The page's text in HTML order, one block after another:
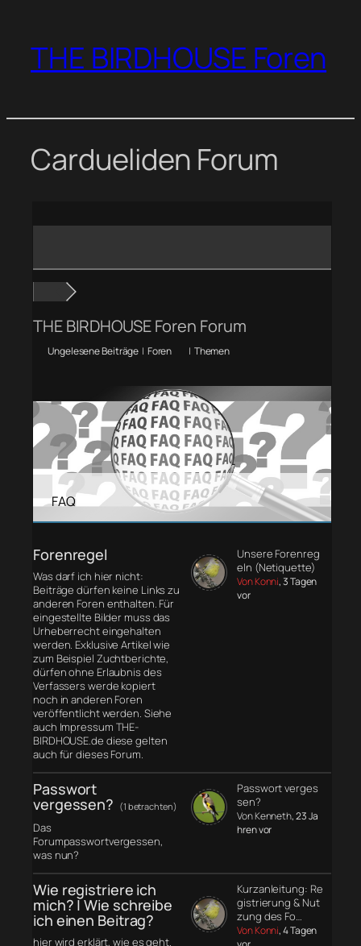
springen
THE BIRDHOUSE Foren
Cardueliden Forum
THE BIRDHOUSE Foren Forum
Ungelesene Beiträge | Foren | Themen
FAQ
Forenregel
Was darf ich hier nicht:
Beiträge dürfen keine Links zu
anderen Foren enthalten. Für
eingestellte Bilder muss das
Urheberrecht eingehalten
werden. Exklusive Artikel wie
zum Beispiel Zuchtberichte,
dürfen ohne Erlaubnis des
Verfassers werde kopiert
noch in anderen Foren
veröffentlicht werden. Siehe
auch Impressum THE-
BIRDHOUSE.de diese gelten
auch für dieses Forum.
Unsere Forenreg
eln (Netiquette)
Von Konni, 3 Tagen
vor
Passwort
vergessen? (1 betrachten)
Das
Forumpasswortvergessen,
was nun?
Passwort verges
sen?
Von Kenneth, 23 Ja
hren vor
Wie registriere ich
mich? | Wie schreibe
ich einen Beitrag?
hier wird erklärt, wie es geht.
Kurzanleitung: Re
gistrierung & Nut
zung des Fo…
Von Konni, 4 Tagen